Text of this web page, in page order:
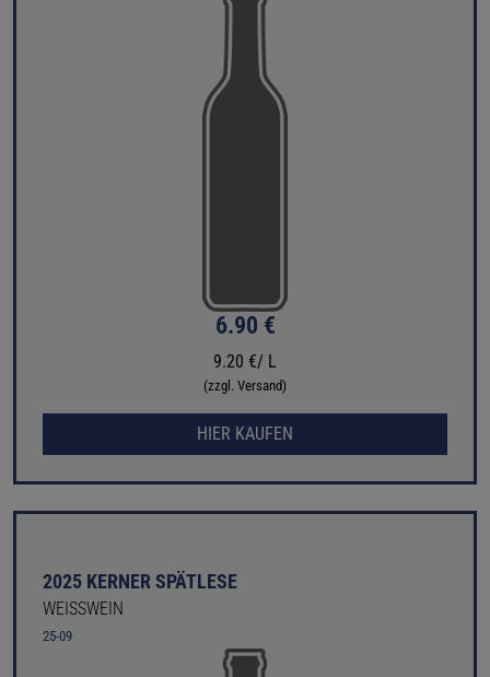
6.90 €
9.20 €/ L
(zzgl. Versand)
HIER KAUFEN
2025 KERNER SPÄTLESE
WEISSWEIN
25-09